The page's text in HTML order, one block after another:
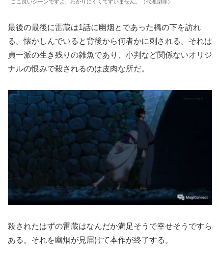
ここ良いシーンですよ、わかりにくくてすいません。（代理謝罪）
最後の最後に雷蔵は1話に幽烟とであった橋の下を訪れ
る。懐かしんでいると背後から何者かに刺される。それは
貞一派の生き残りの雑魚であり、小判など関係ないオリジ
ナルの恨みで殺されるのは皮肉な所だ。
殺されたはずの雷蔵はなんだか満足そうで幸せそうですら
ある。それを幽烟が見届けて本作が終了する。